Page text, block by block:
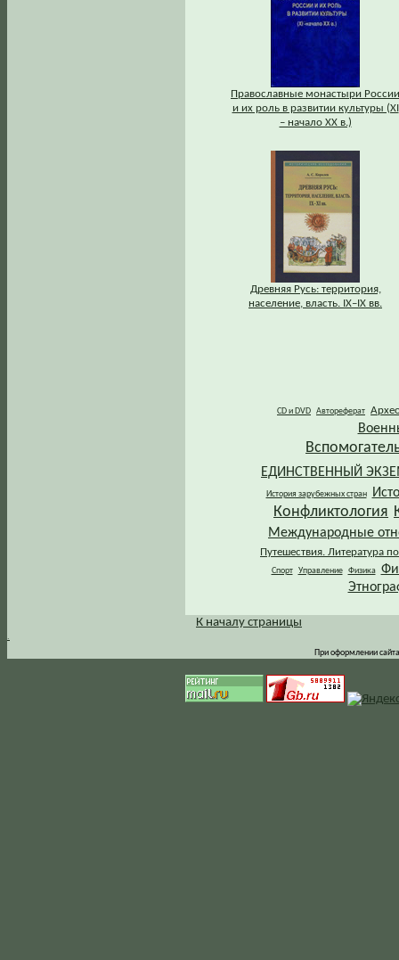
Православные монастыри России
и их роль в развитии культуры (XI
– начало XX в.)
Древняя Русь: территория,
население, власть. IХ–IХ вв.
CD и DVD Автореферат
ЕДИНСТВЕННЫЙ
История зарубежных стран
Конфликтология
Международные
Путешествия. Литература
Спорт Управление Физика
.
К началу страницы
При оформлении